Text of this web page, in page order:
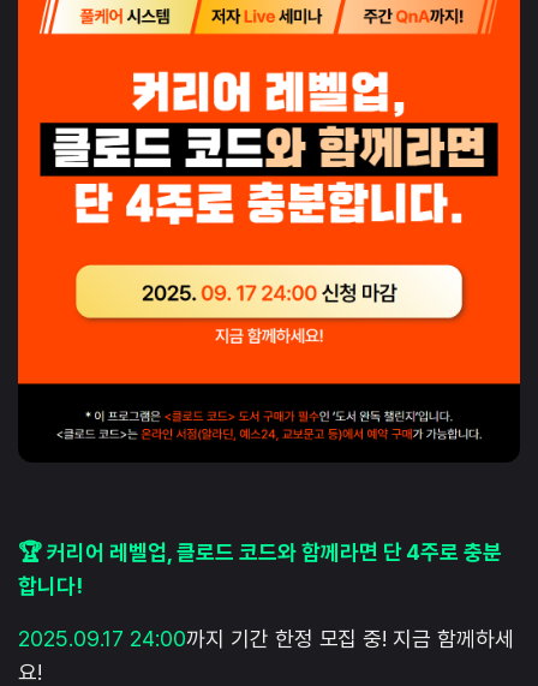
🏆 커리어 레벨업, 클로드 코드와 함께라면 단 4주로 충분
합니다!
2025.09.17 24:00까지 기간 한정 모집 중! 지금 함께하세
요!